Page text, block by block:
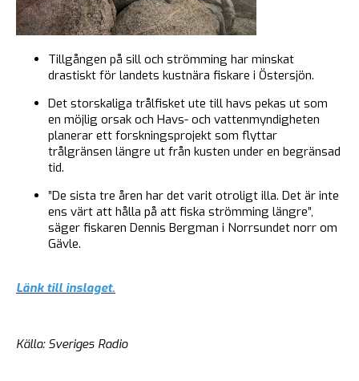
Tillgången på sill och strömming har minskat
drastiskt för landets kustnära fiskare i Östersjön.
Det storskaliga trålfisket ute till havs pekas ut som
en möjlig orsak och Havs- och vattenmyndigheten
planerar ett forskningsprojekt som flyttar
trålgränsen längre ut från kusten under en begränsad
tid.
”De sista tre åren har det varit otroligt illa. Det är inte
ens värt att hålla på att fiska strömming längre”,
säger fiskaren Dennis Bergman i Norrsundet norr om
Gävle.
Länk till inslaget.
Källa: Sveriges Radio